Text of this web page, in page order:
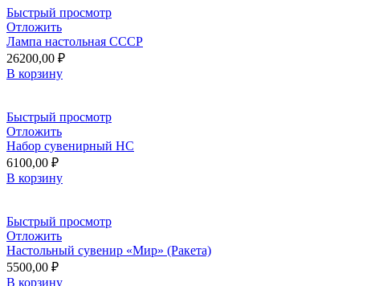
Быстрый просмотр
Отложить
Лампа настольная СССР
26200,00 ₽
В корзину
Быстрый просмотр
Отложить
Набор сувенирный НС
6100,00 ₽
В корзину
Быстрый просмотр
Отложить
Настольный сувенир «Мир» (Ракета)
5500,00 ₽
В корзину